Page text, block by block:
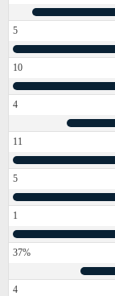
5
10
4
11
5
1
37%
4